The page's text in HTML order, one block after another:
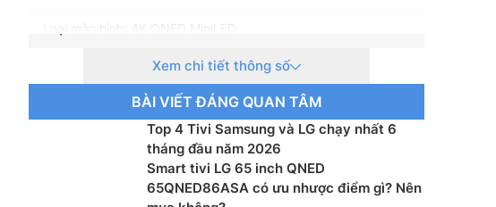
Loại màn hình: 4K QNED MiniLED
Loại đèn nền: Mini LED
Tần số quét: 120Hz Cơ bản
HFR (High Frame Rate): 4K 120 fps (HDMI)
Phản hồi trò chơi tức thì VRR: Có (lên tới 144Hz)
Xem chi tiết thông số
BÀI VIẾT ĐÁNG QUAN TÂM
Top 4 Tivi Samsung và LG chạy nhất 6
tháng đầu năm 2026
Smart tivi LG 65 inch QNED
65QNED86ASA có ưu nhược điểm gì? Nên